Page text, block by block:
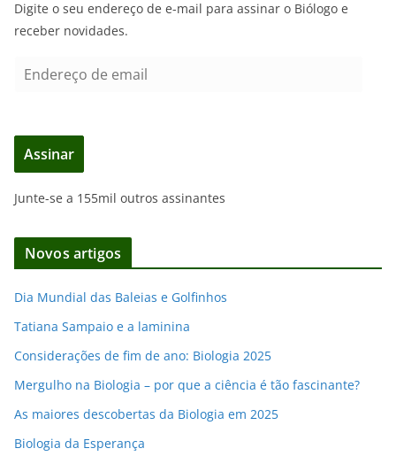
Digite o seu endereço de e-mail para assinar o Biólogo e
receber novidades.
e
e
ç
d
e
a
i
Assinar
Junte-se a 155mil outros assinantes
Novos artigos
Dia Mundial das Baleias e Golfinhos
Tatiana Sampaio e a laminina
Considerações de fim de ano: Biologia 2025
Mergulho na Biologia – por que a ciência é tão fascinante?
As maiores descobertas da Biologia em 2025
Biologia da Esperança